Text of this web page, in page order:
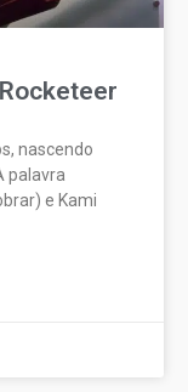
nascendo
palavra
e Kami